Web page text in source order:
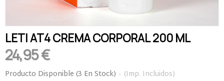
LETI AT4 CREMA CORPORAL 200 ML
24,95 €
Producto Disponible (3 En Stock) - (Imp. Incluidos)